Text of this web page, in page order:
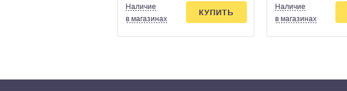
Наличие
в магазинах
КУПИТЬ
Наличие
в магазинах